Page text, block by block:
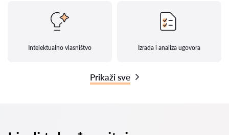
Intelektualno vlasništvo Izrada i analiza ugovora
Prikaži sve